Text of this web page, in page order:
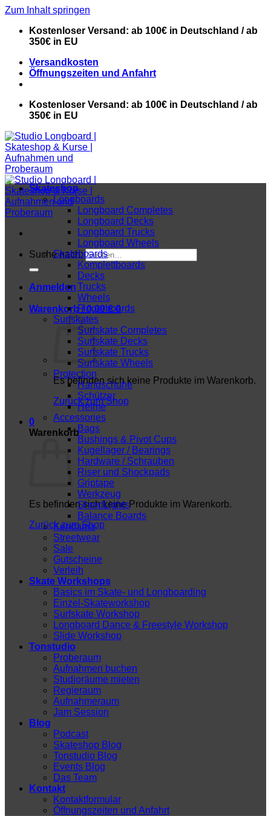
Zum Inhalt springen
Kostenloser Versand: ab 100€ in Deutschland / ab
350€ in EU
Versandkosten
Öffnungszeiten und Anfahrt
Kostenloser Versand: ab 100€ in Deutschland / ab
350€ in EU
Suche nach:
Anmelden
Warenkorb /0,00€ 0
Es befinden sich keine Produkte im Warenkorb.
Zurück zum Shop
0
Warenkorb
Es befinden sich keine Produkte im Warenkorb.
Zurück zum Shop
Skateshop
Longboards
Longboard Completes
Longboard Decks
Longboard Trucks
Longboard Wheels
Skateboards
Komplettboards
Decks
Trucks
Wheels
Fingerboards
Surfskates
Surfskate Completes
Surfskate Decks
Surfskate Trucks
Surfskate Wheels
Protection
Handschuhe
Schützer
Helme
Accessories
Bags
Bushings & Pivot Cups
Kugellager / Bearings
Hardware / Schrauben
Riser und Shockpads
Griptape
Werkzeug
ShredLights
Balance Boards
Kendama
Streetwear
Sale
Gutscheine
Verleih
Skate Workshops
Basics im Skate- und Longboarding
Einzel-Skateworkshop
Surfskate Workshop
Longboard Dance & Freestyle Workshop
Slide Workshop
Tonstudio
Proberaum
Aufnahmen buchen
Studioräume mieten
Regieraum
Aufnahmeraum
Jam Session
Blog
Podcast
Skateshop Blog
Tonstudio Blog
Events Blog
Das Team
Kontakt
Kontaktformular
Öffnungszeiten und Anfahrt